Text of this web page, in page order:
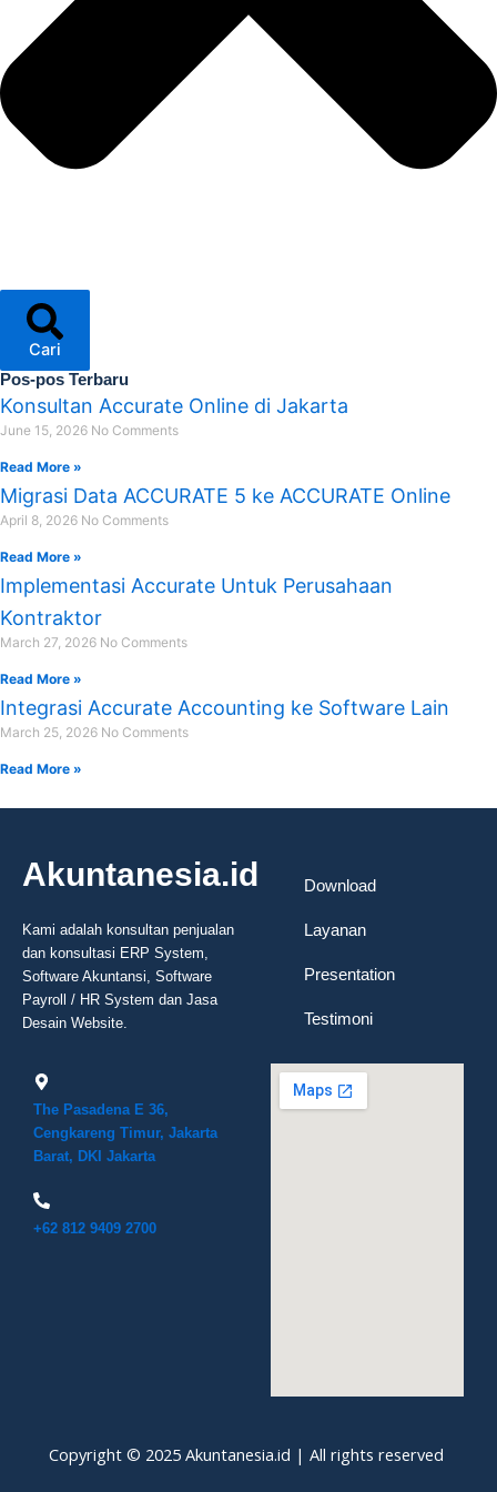
Cari
Pos-pos Terbaru
Konsultan Accurate Online di Jakarta
June 15, 2026 No Comments
Read More »
Migrasi Data ACCURATE 5 ke ACCURATE Online
April 8, 2026 No Comments
Read More »
Implementasi Accurate Untuk Perusahaan
Kontraktor
March 27, 2026 No Comments
Read More »
Integrasi Accurate Accounting ke Software Lain
March 25, 2026 No Comments
Read More »
Akuntanesia.id
Kami adalah konsultan penjualan
dan konsultasi ERP System,
Software Akuntansi, Software
Payroll / HR System dan Jasa
Desain Website.
The Pasadena E 36,
Cengkareng Timur, Jakarta
Barat, DKI Jakarta
+62 812 9409 2700
Download
Layanan
Presentation
Testimoni
Copyright © 2025 Akuntanesia.id | All rights reserved